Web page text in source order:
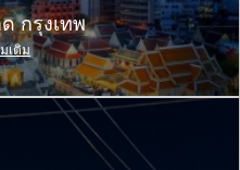
กรุงเทพ
เติม